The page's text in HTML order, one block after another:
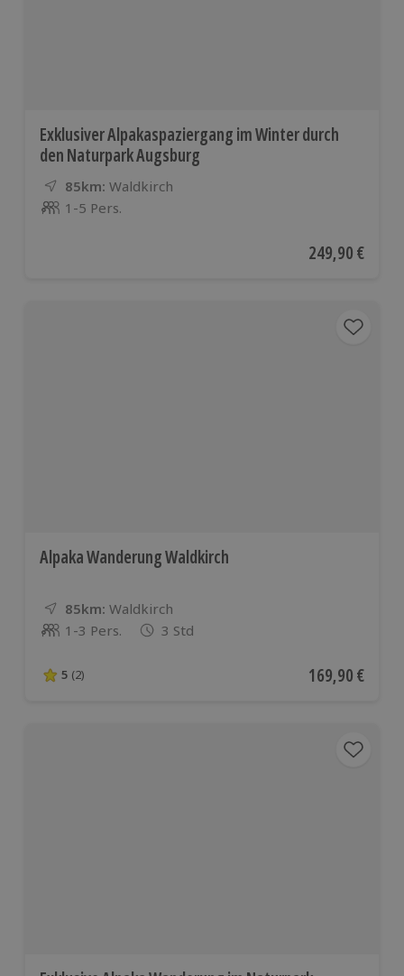
Exklusiver Alpakaspaziergang im Winter durch
den Naturpark Augsburg
85km: Entfernung
Standort
Waldkirch
Anzahl der Teilnehmer
1-5 Pers.
Aktueller Preis
249,90 €
Alpaka Wanderung Waldkirch
85km: Entfernung
Standort
Waldkirch
Anzahl der Teilnehmer
1-3 Pers. 3 Std
5 von 5 Sternen basierend auf 2 Bewertungen
5 (2) Aktueller Preis
169,90 €